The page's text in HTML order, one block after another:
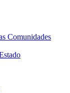
Comunidades